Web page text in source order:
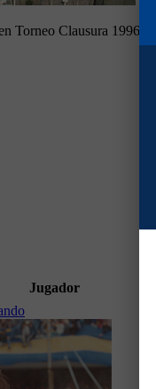
Torneo Clausura 1996
Jugador